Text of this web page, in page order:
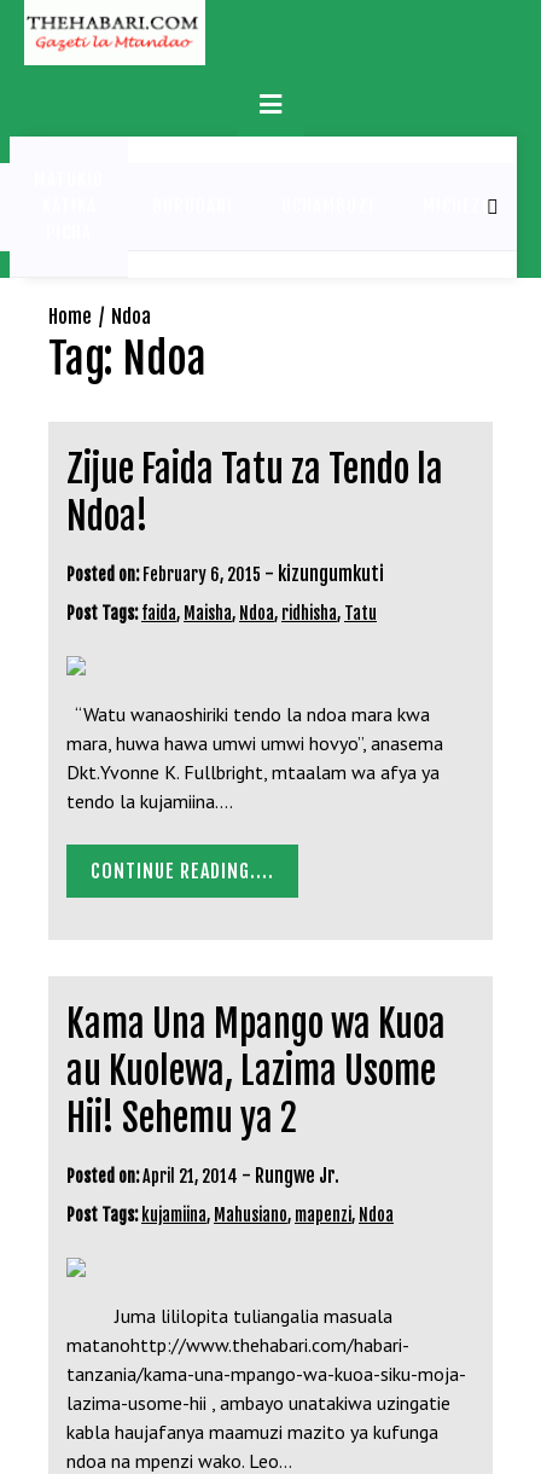
Skip
content
Primary
Menu
MICHEZO
Home Ndoa
Tag: Ndoa
Zijue Faida Tatu za Tendo la
Ndoa!
Posted on: February 6, 2015 - kizungumkuti
Post Tags:faida, Maisha, Ndoa, ridhisha, Tatu
“Watu wanaoshiriki tendo la ndoa mara kwa
mara, huwa hawa umwi umwi hovyo”, anasema
Dkt.Yvonne K. Fullbright, mtaalam wa afya ya
tendo la kujamiina.…
CONTINUE READING....
Kama Una Mpango wa Kuoa
au Kuolewa, Lazima Usome
Hii! Sehemu ya 2
Posted on:April 21, 2014 - Rungwe Jr.
Post Tags: kujamiina, Mahusiano, mapenzi, Ndoa
Juma lililopita tuliangalia masuala
matanohttp://www.thehabari.com/habari-
tanzania/kama-una-mpango-wa-kuoa-siku-moja-
lazima-usome-hii , ambayo unatakiwa uzingatie
kabla haujafanya maamuzi mazito ya kufunga
ndoa na mpenzi wako. Leo…